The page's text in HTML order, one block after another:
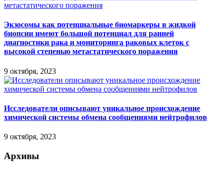
Экзосомы как потенциальные биомаркеры в жидкой
биопсии имеют большой потенциал для ранней
диагностики рака и мониторинга раковых клеток с
высокой степенью метастатического поражения
9 октября, 2023
Исследователи описывают уникальное происхождение
химической системы обмена сообщениями нейтрофилов
9 октября, 2023
Архивы